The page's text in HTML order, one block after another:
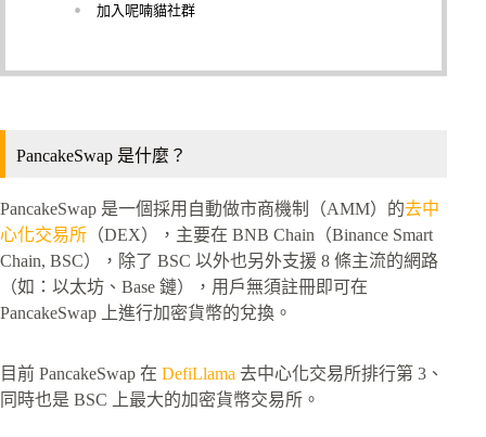
加入呢喃貓社群
PancakeSwap 是什麼？
PancakeSwap 是一個採用自動做市商機制（AMM）的去中
心化交易所 （DEX），主要在 BNB Chain（Binance Smart
Chain, BSC），除了 BSC 以外也另外支援 8 條主流的網路
（如：以太坊、Base 鏈），用戶無須註冊即可在
PancakeSwap 上進行加密貨幣的兌換。
目前 PancakeSwap 在 DefiLlama 去中心化交易所排行第 3、
同時也是 BSC 上最大的加密貨幣交易所。